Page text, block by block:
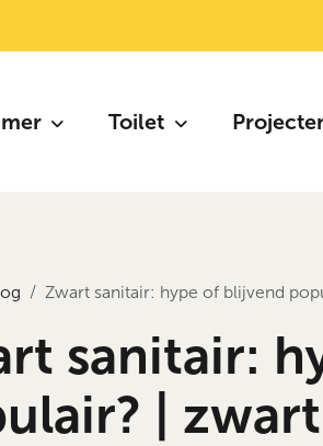
Toilet
Zwart sanitair: hype of blijvend
sanitair:
|